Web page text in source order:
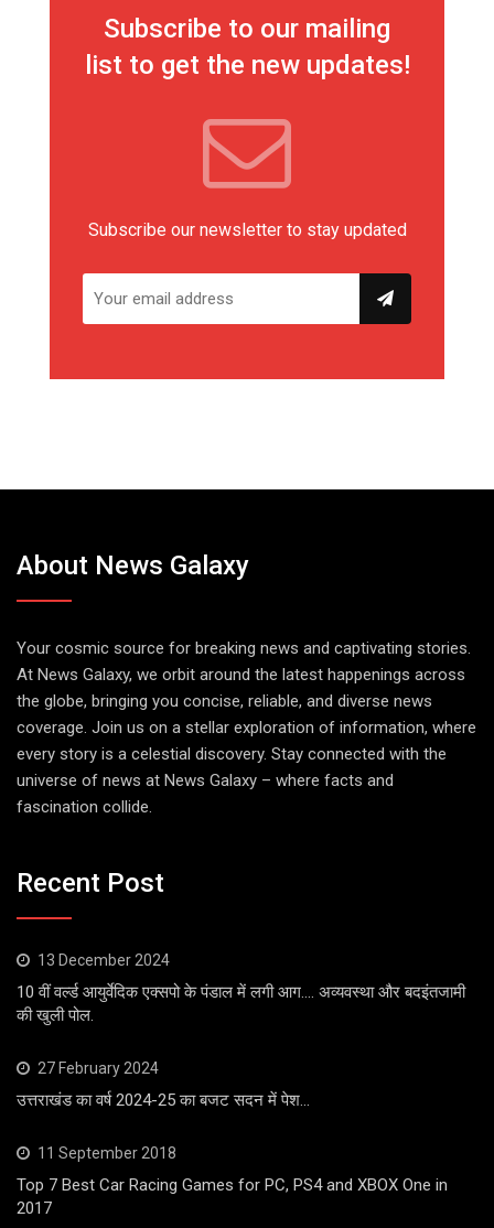
Subscribe to our mailing
list to get the new updates!
Subscribe our newsletter to stay updated
About News Galaxy
Your cosmic source for breaking news and captivating stories.
At News Galaxy, we orbit around the latest happenings across
the globe, bringing you concise, reliable, and diverse news
coverage. Join us on a stellar exploration of information, where
every story is a celestial discovery. Stay connected with the
universe of news at News Galaxy – where facts and
fascination collide.
Recent Post
13 December 2024
10 वीं वर्ल्ड आयुर्वेदिक एक्सपो के पंडाल में लगी आग…. अव्यवस्था और बदइंतजामी
की खुली पोल.
27 February 2024
उत्तराखंड का वर्ष 2024-25 का बजट सदन में पेश…
11 September 2018
Top 7 Best Car Racing Games for PC, PS4 and XBOX One in
2017